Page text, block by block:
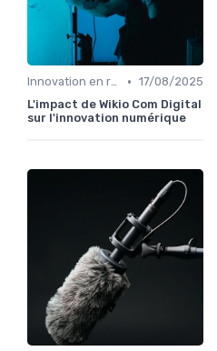
Innovation en relation presse • 17/08/2025
L'impact de Wikio Com Digital
sur l'innovation numérique